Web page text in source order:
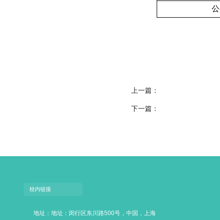
上一篇：
下一篇：
校内链接
地址：地址：闵行区东川路500号，中国，上海